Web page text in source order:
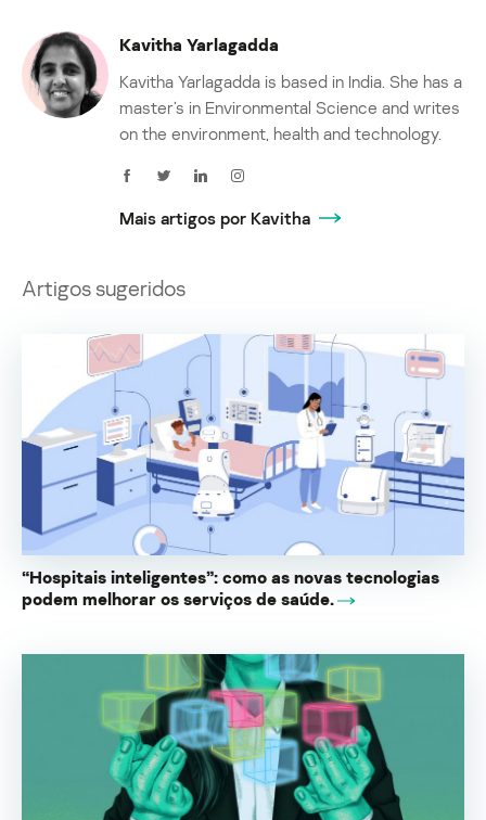
Kavitha Yarlagadda
Kavitha Yarlagadda is based in India. She has a
master’s in Environmental Science and writes
on the environment, health and technology.
Mais artigos por Kavitha
Artigos sugeridos
“Hospitais inteligentes”: como as novas tecnologias
podem melhorar os serviços de saúde.